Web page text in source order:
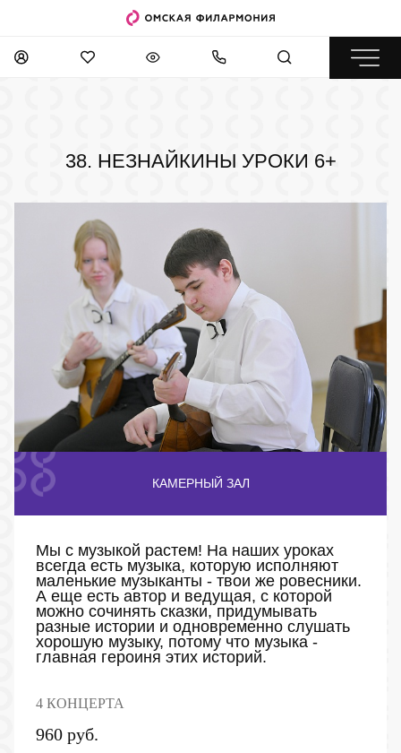
38. НЕЗНАЙКИНЫ УРОКИ 6+
КАМЕРНЫЙ ЗАЛ
Мы с музыкой растем! На наших уроках
всегда есть музыка, которую исполняют
маленькие музыканты - твои же ровесники.
А еще есть автор и ведущая, с которой
можно сочинять сказки, придумывать
разные истории и одновременно слушать
хорошую музыку, потому что музыка -
главная героиня этих историй.
4 КОНЦЕРТА
960 руб.